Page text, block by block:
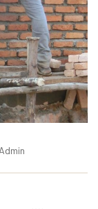
Admin